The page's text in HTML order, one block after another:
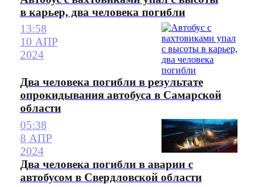
в карьер, два человека погибли
13:58
10 АПР
2024
Два человека погибли в результате
опрокидывания автобуса в Самарской
области
05:38
8 АПР
2024
Два человека погибли в аварии с
автобусом в Свердловской области